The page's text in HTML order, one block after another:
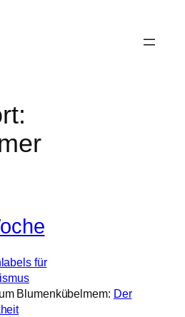
für
Blumenkübelmem: Der